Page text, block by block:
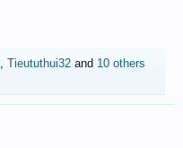
, Tieututhui32 and 10 others